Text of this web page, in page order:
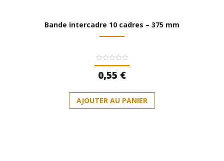
Bande intercadre 10 cadres – 375 mm
Note
0
sur
0,55 €
AJOUTER AU PANIER